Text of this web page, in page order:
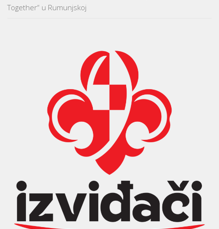
Together“ u Rumunjskoj